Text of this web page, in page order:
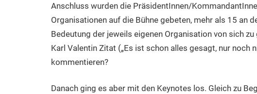
Anschluss wurden die PräsidentInnen/
Organisationen auf die Bühne gebeten, mehr als 15 an
Bedeutung der jeweils eigenen Organisation von sich
Karl Valentin Zitat („Es ist schon alles gesagt, nur noch
kommentieren?
Danach ging es aber mit den Keynotes los. Gleich zu